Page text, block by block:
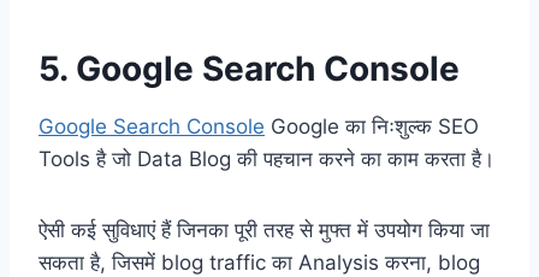
5. Google Search Console
Google Search Console Google का निःशुल्क SEO
Tools है जो Data Blog की पहचान करने का काम करता है।
ऐसी कई सुविधाएं हैं जिनका पूरी तरह से मुफ्त में उपयोग किया जा
सकता है, जिसमें blog traffic का Analysis करना, blog